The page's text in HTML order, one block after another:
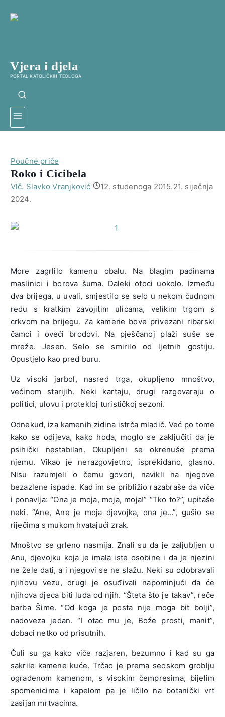
Vjera i djela
PORTAL KATOLIČKIH TEOLOGA
Poučne priče
Roko i Cicibela
Vlč. Slavko Vranjković 12. studenoga 2015.21. siječnja
2024.
More zagrlilo kamenu obalu. Na blagim padinama
maslinici i borova šuma. Daleki otoci uokolo. Između
dva brijega, u uvali, smjestilo se selo u nekom čudnom
redu s kratkim zavojitim ulicama, velikim trgom s
crkvom na brijegu. Za kamene bove privezani ribarski
čamci i oveći brodovi. Na pješčanoj plaži suše se
mreže. Jesen. Selo se smirilo od ljetnih gostiju.
Opustjelo kao pred buru.
Uz visoki jarbol, nasred trga, okupljeno mnoštvo,
većinom starijih. Neki kartaju, drugi razgovaraju o
politici, ulovu i protekloj turističkoj sezoni.
Odnekud, iza kamenih zidina istrča mladić. Već po tome
kako se odijeva, kako hoda, moglo se zaključiti da je
psihički nestabilan. Okupljeni se okrenuše prema
njemu. Vikao je nerazgovjetno, isprekidano, glasno.
Nisu razumjeli o čemu govori, navikli na njegove
bezazlene ispade. Kad im se približio razabraše da viče
i ponavlja: “Ona je moja, moja, moja!” “Tko to?”, upitaše
neki. “Ane, Ane je moja djevojka, ona je…”, gušio se
riječima s mukom hvatajući zrak.
Mnoštvo se grleno nasmija. Znali su da je zaljubljen u
Anu, djevojku koja je imala iste osobine i da je njezini
ne žele dati, a i njegovi se ne slažu. Neki su odobravali
njihovu vezu, drugi je osuđivali napominjući da će
njihova djeca biti luđa od njih. “Šteta što je takav”, reče
barba Šime. “Od koga je posta nije moga bit bolji”,
nadoveza jedan. “I otac mu je, Bože prosti, manit”,
dobaci netko od prisutnih.
Čuli su ga kako viče razjaren, bezumno i kad su ga
sakrile kamene kuće. Trčao je prema seoskom groblju
ograđenom kamenom, s visokim čempresima, bijelim
spomenicima i kapelom pa je ličilo na botanički vrt
zasijan mrtvacima.